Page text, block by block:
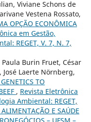
Viviane Schons de
Vestena Rossato,
OPÇÃO ECONÔMICA
em Gestão,
REGET, V. 7, N. 7,
Burin Fruet, César
Laerte Nörnberg,
TO
, Revista Eletrônica
Ambiental: REGET,
E SAÚDE